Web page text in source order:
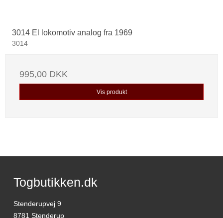
3014 El lokomotiv analog fra 1969
3014
995,00 DKK
Vis produkt
Togbutikken.dk
Stenderupvej 9
8781 Stenderup